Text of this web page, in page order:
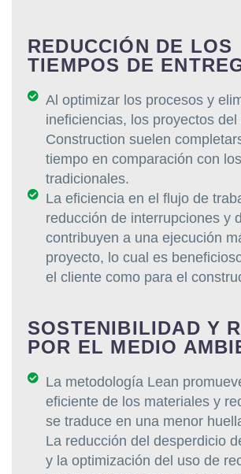
REDUCCIÓN DE LOS
TIEMPOS DE
Al optimizar los procesos y
ineficiencias, los proyectos del
Construction suelen
tiempo en comparación con
tradicionales.
La eficiencia en el flujo de
reducción de interrupciones y
contribuyen a una ejecución
proyecto, lo cual es
el cliente como para el
SOSTENIBILIDAD Y
POR EL MEDIO
La metodología Lean
eficiente de los materiales y
se traduce en una menor
La reducción del desperdicio
y la optimización del uso de